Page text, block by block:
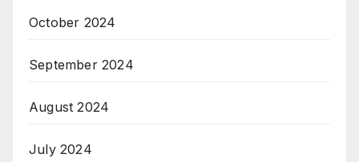
October 2024
September 2024
August 2024
July 2024